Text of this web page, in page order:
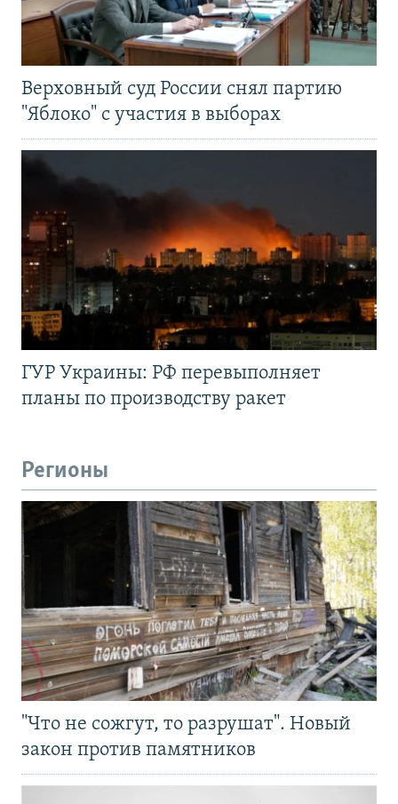
Верховный суд России снял партию
"Яблоко" с участия в выборах
ГУР Украины: РФ перевыполняет
планы по производству ракет
Регионы
"Что не сожгут, то разрушат". Новый
закон против памятников